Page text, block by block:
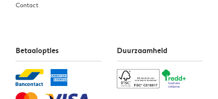
Contact
Betaalopties Duurzaamheid